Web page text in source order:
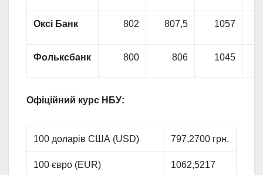
Оксі Банк 802 807,5 1057
Фольксбанк 800 806 1045
Офіційний курс НБУ:
100 доларів США (USD) 797,2700 грн.
100 євро (EUR)
1062,5217